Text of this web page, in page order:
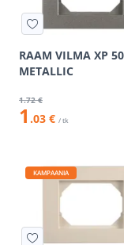
RAAM VILMA XP
METALLIC
1.72 €
1 .03 € / tk
KAMPAANIA